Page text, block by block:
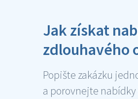
Jak získat
zdlouhavého
Popište zakázku
a porovnejte